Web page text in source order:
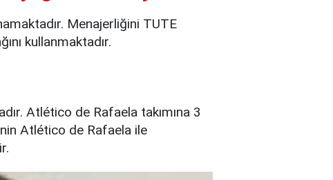
Menajerliğini TUTE
kullanmaktadır.
Atlético de Rafaela takımına 3
Atlético de Rafaela ile